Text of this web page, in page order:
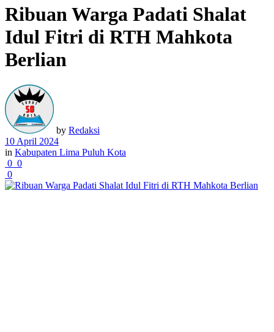
Ribuan Warga Padati Shalat
Idul Fitri di RTH Mahkota
Berlian
by Redaksi
10 April 2024
in Kabupaten Lima Puluh Kota
0 0
0